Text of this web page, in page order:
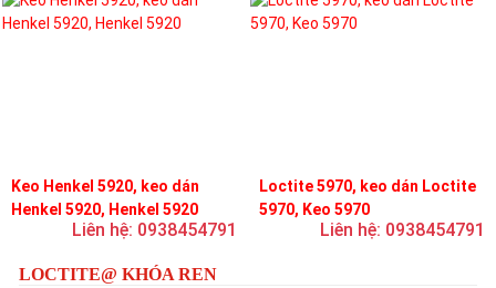
Keo Henkel 5920, keo dán
Henkel 5920, Henkel 5920
Liên hệ: 0938454791
Loctite 5970, keo dán Loctite
5970, Keo 5970
Liên hệ: 0938454791
LOCTITE@ KHÓA REN